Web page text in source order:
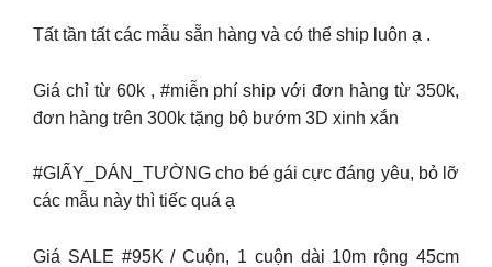
Tất tần tất các mẫu sẵn hàng và có thể ship luôn ạ .
Giá chỉ từ 60k , #miễn phí ship với đơn hàng từ 350k,
đơn hàng trên 300k tặng bộ bướm 3D xinh xắn
#GIẤY_DÁN_TƯỜNG cho bé gái cực đáng yêu, bỏ lỡ
các mẫu này thì tiếc quá ạ
Giá SALE #95K / Cuộn, 1 cuộn dài 10m rộng 45cm